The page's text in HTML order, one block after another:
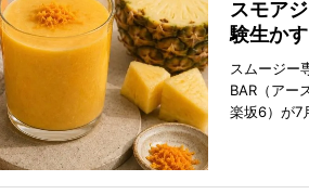
スモア
験生かす
スムージー
BAR（アー
楽坂6）が7